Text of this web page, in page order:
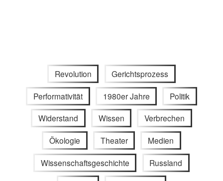
Revolution Gerichtsprozess
Performativität 1980er Jahre Politik
Widerstand Wissen Verbrechen
Ökologie Theater Medien
Wissenschaftsgeschichte Russland